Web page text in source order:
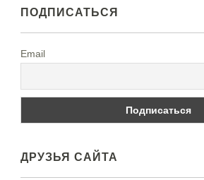
ПОДПИСАТЬСЯ
Email
ДРУЗЬЯ САЙТА